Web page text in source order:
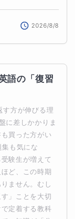
2026/8/8
語の「復習
方が伸びる理
に差しかかりま
買った方がい
も気にな
験生が増えて
ど、この時期
ません。むし
」ことを大切
定着する教科